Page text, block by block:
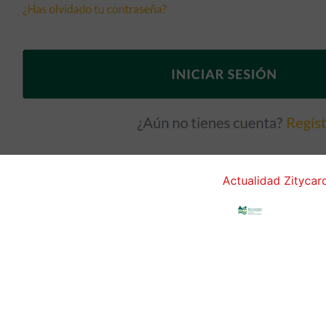
Actualidad